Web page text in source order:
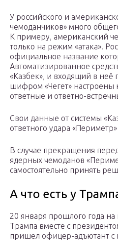
У российского и
чемоданчиков» много
К примеру, американский
только на режим «атака».
официальное название
Автоматизированное
«Казбек», и входящий в неё
шифром «Чегет» настроены
ответные и ответно-
Свои данные от системы
ответного удара «Периметр»
В случае прекращения
ядерных чемоданов
самостоятельно принять
А что есть у
20 января прошлого года
Трампа вместе с
пришел офицер-адъютант